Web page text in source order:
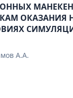
ОКАЗАНИЯ
А.А.